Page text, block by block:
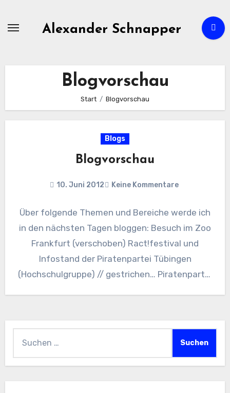
Alexander Schnapper
Blogvorschau
Start Blogvorschau
Blogs
Blogvorschau
10. Juni 2012 Keine Kommentare
Über folgende Themen und Bereiche werde ich
in den nächsten Tagen bloggen: Besuch im Zoo
Frankfurt (verschoben) Ract!festival und
Infostand der Piratenpartei Tübingen
(Hochschulgruppe) // gestrichen… Piratenpartei